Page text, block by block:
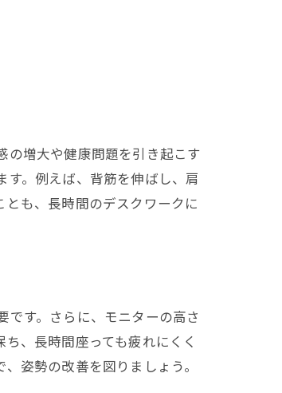
の増大や健康問題を引き起こす
。例えば、背筋を伸ばし、肩
も、長時間のデスクワークに
す。さらに、モニターの高さ
、長時間座っても疲れにくく
姿勢の改善を図りましょう。